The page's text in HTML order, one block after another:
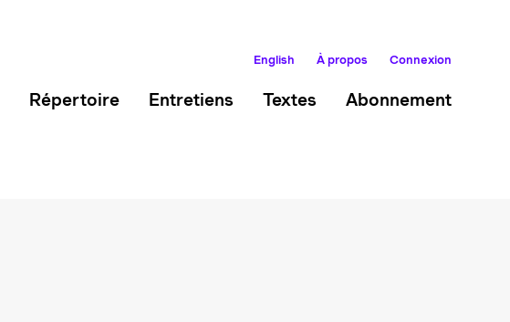
English À propos Connexion
Répertoire Entretiens Textes Abonnement